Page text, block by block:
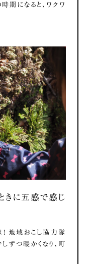
期になると、ワクワ
きに五感で感じ
地域おこし協力隊
ずつ暖かくなり、町